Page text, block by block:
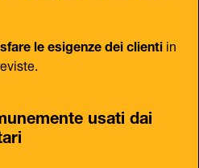
le esigenze dei clientiin
usati dai